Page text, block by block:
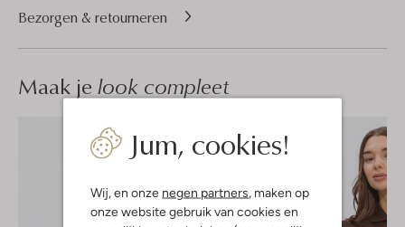
Jum, cookies!
Wij, en onze negen partners , maken op
onze website gebruik van cookies en
Bezorgen & retourneren
Maak je look compleet